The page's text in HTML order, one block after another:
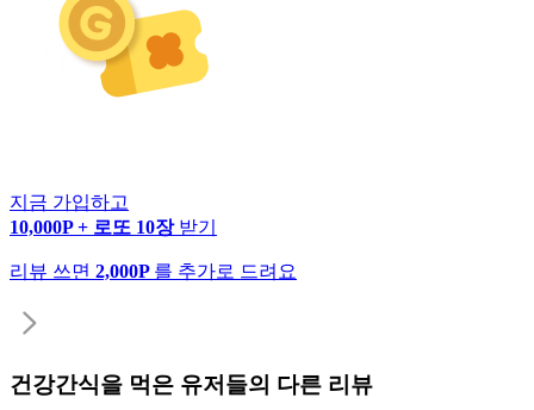
지금 가입하고
10,000P + 로또 10장 받기
리뷰 쓰면 2,000P 를 추가로 드려요
건강간식을 먹은 유저들의 다른 리뷰